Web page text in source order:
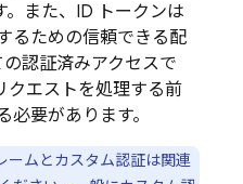
また、ID トークンは
るための信頼できる配
認証済みアクセスで
クエストを処理する前
要があります。
ームとカスタム認証は関連